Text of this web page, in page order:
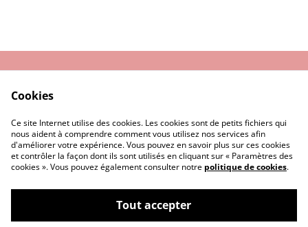
Politique de
Confidentialité
Cookie
Cookies
Ce site Internet utilise des cookies. Les cookies sont de petits fichiers qui
nous aident à comprendre comment vous utilisez nos services afin
d'améliorer votre expérience. Vous pouvez en savoir plus sur ces cookies
et contrôler la façon dont ils sont utilisés en cliquant sur « Paramètres des
cookies ». Vous pouvez également consulter notre politique de cookies.
Tout accepter